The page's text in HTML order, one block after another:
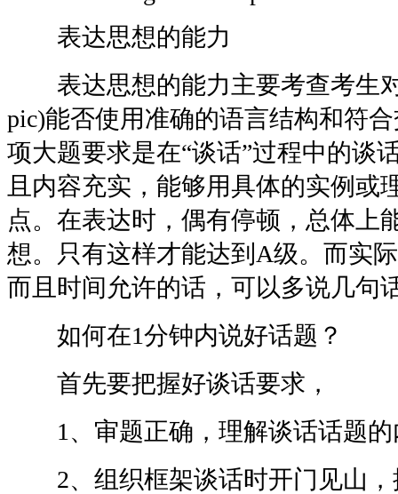
表达思想的能力
表达思想的能力主要考查考生对
pic)能否使用准确的语言结构和符
项大题要求是在“谈话”过程中的谈
且内容充实，能够用具体的实例或
点。在表达时，偶有停顿，总体上
想。只有这样才能达到A级。而实际
而且时间允许的话，可以多说几句
如何在1分钟内说好话题？
首先要把握好谈话要求，
1、审题正确，理解谈话话题的
2、组织框架谈话时开门见山，